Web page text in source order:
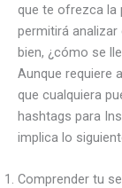
que te ofrezca la
permitirá
bien, ¿cómo se
Aunque requiere
que cualquiera
hashtags para
implica lo
Comprender tu